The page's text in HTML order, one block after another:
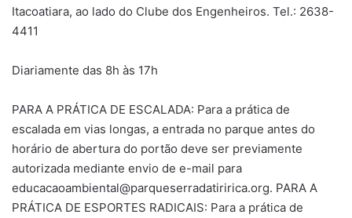
Itacoatiara, ao lado do Clube dos Engenheiros. Tel.: 2638-
4411
Diariamente das 8h às 17h
PARA A PRÁTICA DE ESCALADA: Para a prática de
escalada em vias longas, a entrada no parque antes do
horário de abertura do portão deve ser previamente
autorizada mediante envio de e-mail para
educacaoambiental@parqueserradatiririca.org. PARA A
PRÁTICA DE ESPORTES RADICAIS: Para a prática de